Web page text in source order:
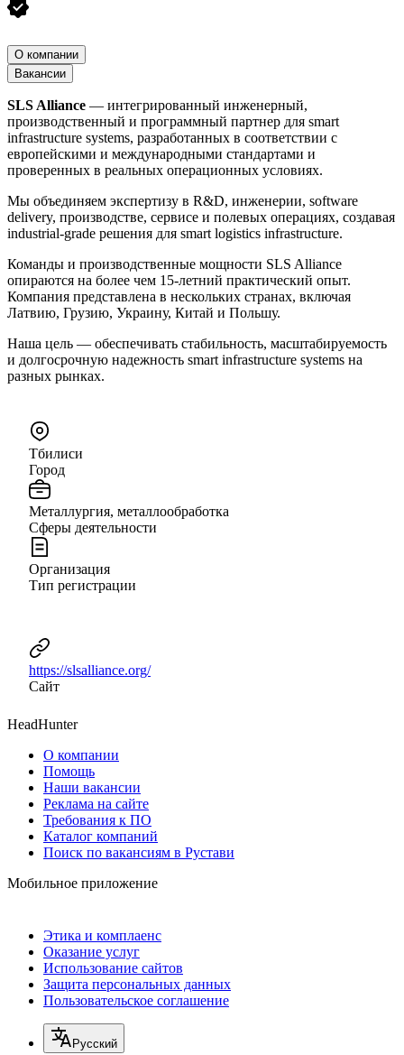
О компании
Вакансии
SLS Alliance — интегрированный инженерный,
производственный и программный партнер для smart
infrastructure systems, разработанных в соответствии с
европейскими и международными стандартами и
проверенных в реальных операционных условиях.
Мы объединяем экспертизу в R&D, инженерии, software
delivery, производстве, сервисе и полевых операциях, создавая
industrial-grade решения для smart logistics infrastructure.
Команды и производственные мощности SLS Alliance
опираются на более чем 15-летний практический опыт.
Компания представлена в нескольких странах, включая
Латвию, Грузию, Украину, Китай и Польшу.
Наша цель — обеспечивать стабильность, масштабируемость
и долгосрочную надежность smart infrastructure systems на
разных рынках.
Тбилиси
Город
Металлургия, металлообработка
Сферы деятельности
Организация
Тип регистрации
https://slsalliance.org/
Сайт
HeadHunter
О компании
Помощь
Наши вакансии
Реклама на сайте
Требования к ПО
Каталог компаний
Поиск по вакансиям в Рустави
Мобильное приложение
Этика и комплаенс
Оказание услуг
Использование сайтов
Защита персональных данных
Пользовательское соглашение
Русский